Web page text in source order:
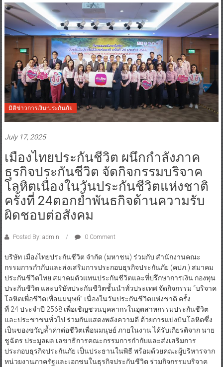
มิติข่าวการเงิน-ประกันภัย
July 17, 2025
เมืองไทยประกันชีวิต ผนึกกำลังภาค
ธุรกิจประกันชีวิต จัดกิจกรรมบริจาค
โลหิตเนื่องในวันประกันชีวิตแห่งชาติ
ครั้งที่ 24ตอกย้ำพันธกิจด้านความรับ
ผิดชอบต่อสังคม
Posted By: admin 0 Comment
บริษัท เมืองไทยประกันชีวิต จำกัด (มหาชน) ร่วมกับ สำนักงานคณะ
กรรมการกำกับและส่งเสริมการประกอบธุรกิจประกันภัย (คปภ.) สมาคม
ประกันชีวิตไทย สมาคมตัวแทนประกันชีวิตและที่ปรึกษาการเงิน กองทุน
ประกันชีวิต และบริษัทประกันชีวิตชั้นนำทั่วประเทศ จัดกิจกรรม “บริจาค
โลหิตเพื่อชีวิตเพื่อนมนุษย์” เนื่องในวันประกันชีวิตแห่งชาติ ครั้ง
ที่ 24 ประจำปี 2568 เพื่อเชิญชวนบุคลากรในอุตสาหกรรมประกันชีวิต
และประชาชนทั่วไป ร่วมกันแสดงพลังความดี ด้วยการแบ่งปันโลหิตซึ่ง
เป็นของขวัญล้ำค่าต่อชีวิตเพื่อนมนุษย์ ภายในงาน ได้รับเกียรติจาก นาย
ชูฉัตร ประมูลผล เลขาธิการคณะกรรมการกำกับและส่งเสริมการ
ประกอบธุรกิจประกันภัย เป็นประธานในพิธี พร้อมด้วยคณะผู้บริหารจาก
หน่วยงานภาครัฐและเอกชนในธุรกิจประกันชีวิต ร่วมกิจกรรมบริจาค